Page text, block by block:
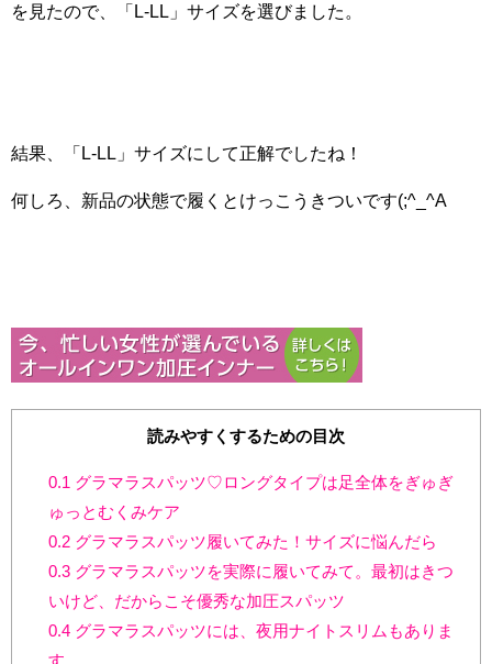
を見たので、「L-LL」サイズを選びました。
結果、「L-LL」サイズにして正解でしたね！
何しろ、新品の状態で履くとけっこうきついです(;^_^A
読みやすくするための目次
0.1 グラマラスパッツ♡ロングタイプは足全体をぎゅぎ
ゅっとむくみケア
0.2グラマラスパッツ履いてみた！サイズに悩んだら
0.3グラマラスパッツを実際に履いてみて。最初はきつ
いけど、だからこそ優秀な加圧スパッツ
0.4グラマラスパッツには、夜用ナイトスリムもありま
す